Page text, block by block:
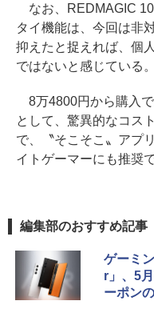
なお、REDMAGIC
タイ機能は、今回は非
抑えたと捉えれば、個
ではないと感じている。
8万4800円から購入
として、驚異的なコス
で、〝そこそこ〟アプ
イトゲーマーにも推奨
編集部のおすすめ記事
ゲーミ
r」、5
ーポン